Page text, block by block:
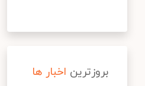
بروزترین اخبار ها